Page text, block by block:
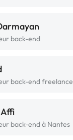
back-end
back-end freelance
back-end à Nantes